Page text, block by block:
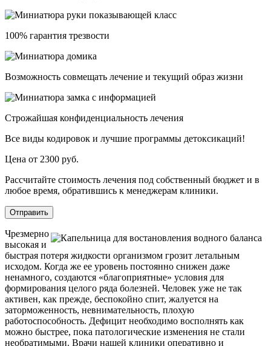
100% гарантия трезвости
Возможность совмещать лечение и текущий образ жизни
Строжайшая конфиденциальность лечения
Все виды кодировок и лучшие программы детоксикаций!
Цена от 2300 руб.
Рассчитайте стоимость лечения под собственный бюджет и в
любое время, обратившись к менеджерам клиники.
Отправить
Чрезмерно
высокая и
быстрая потеря жидкости организмом грозит летальным
исходом. Когда же ее уровень постоянно снижен даже
ненамного, создаются «благоприятные» условия для
формирования целого ряда болезней. Человек уже не так
активен, как прежде, беспокойно спит, жалуется на
заторможенность, невнимательность, плохую
работоспособность. Дефицит необходимо восполнять как
можно быстрее, пока патологические изменения не стали
необратимыми. Врачи нашей клиники оперативно и